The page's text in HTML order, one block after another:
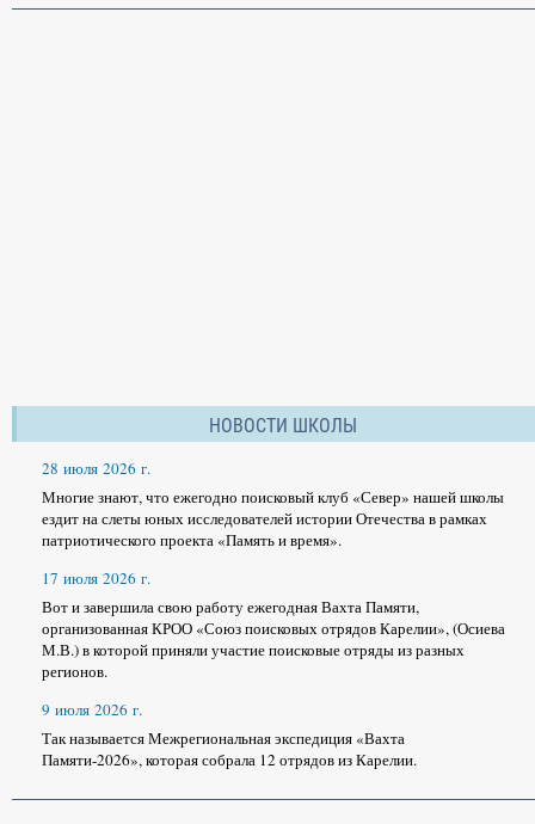
НОВОСТИ ШКОЛЫ
28 июля 2026 г.
Многие знают, что ежегодно поисковый клуб «Север» нашей школы
ездит на слеты юных исследователей истории Отечества в рамках
патриотического проекта «Память и время».
17 июля 2026 г.
Вот и завершила свою работу ежегодная Вахта Памяти,
организованная КРОО «Союз поисковых отрядов Карелии», (Осиева
М.В.) в которой приняли участие поисковые отряды из разных
регионов.
9 июля 2026 г.
Так называется Межрегиональная экспедиция «Вахта
Памяти-2026», которая собрала 12 отрядов из Карелии.